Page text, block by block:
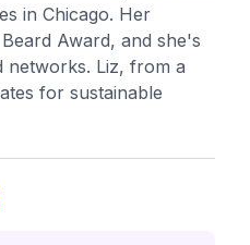
in Chicago. Her
Award, and she's
networks. Liz, from a
for sustainable